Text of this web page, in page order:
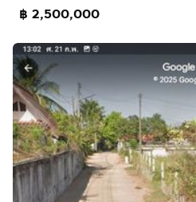
฿ 2,500,000